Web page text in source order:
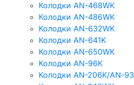
Колодки AN-468WK
Колодки AN-486WK
Колодки AN-632WK
Колодки AN-641K
Колодки AN-650WK
Колодки AN-96K
Колодки AN-206K/AN-93